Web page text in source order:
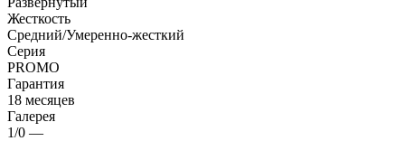
Жесткость
Средний/Умеренно-жесткий
Серия
PROMO
Гарантия
18 месяцев
Галерея
1/0 —